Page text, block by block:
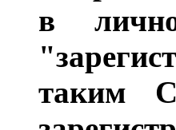
в
таким